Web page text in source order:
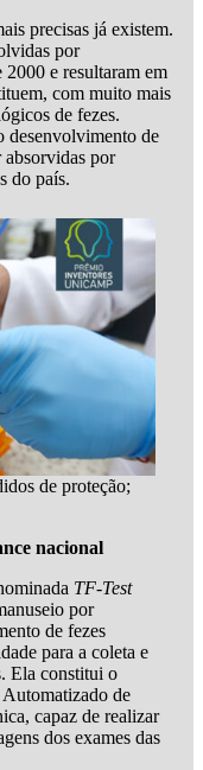
precisas já existem.
por
2000 e resultaram em
com muito mais
de fezes.
desenvolvimento de
absorvidas por
do país.
de proteção;
nacional
TF-Test
por
de fezes
para a coleta e
Ela constitui o
de
capaz de realizar
dos exames das